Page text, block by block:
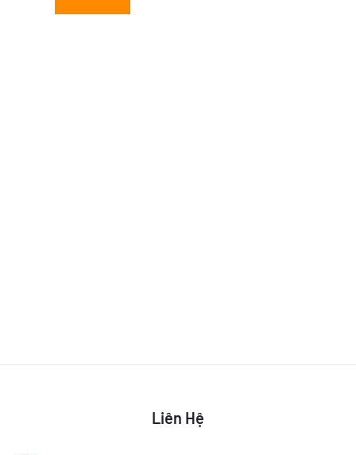
Liên Hệ